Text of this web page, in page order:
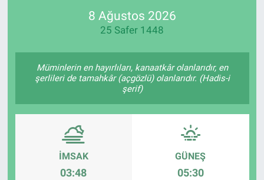
8 Ağustos 2026
25 Safer 1448
Müminlerin en hayırlıları, kanaatkâr olanlarıdır, en
şerlileri de tamahkâr (açgözlü) olanlarıdır. (Hadis-i
şerif)
İMSAK
03:48
GÜNEŞ
05:30
Enerjisini Üreten Fabrikalar
Endüstri 4.0 Uygulamaları
Ağır Sanayi Çözümleri